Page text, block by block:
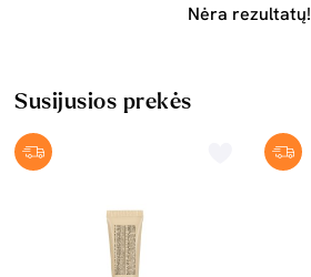
Nėra rezultatų!
Susijusios prekės